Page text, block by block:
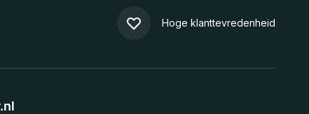
Hoge klanttevredenheid